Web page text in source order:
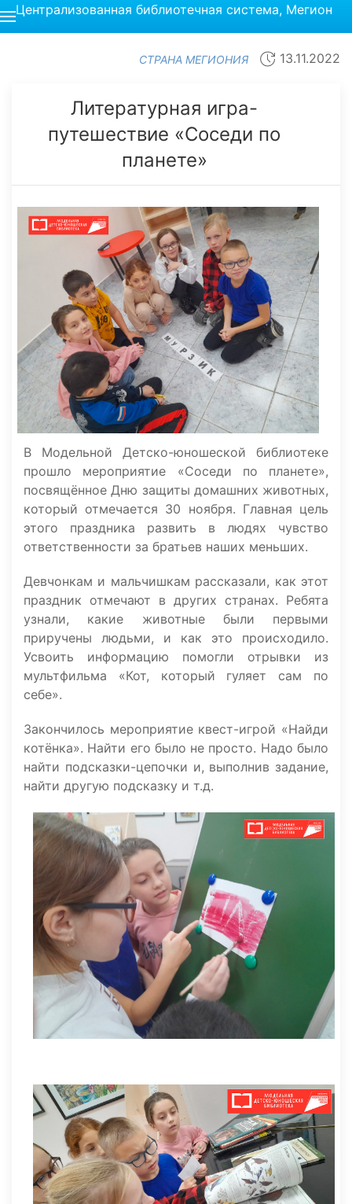
Централизованная библиотечная система, Мегион
СТРАНА МЕГИОНИЯ 13.11.2022
Литературная игра-
путешествие «Соседи по
планете»
В Модельной Детско-юношеской библиотеке
прошло мероприятие «Соседи по планете»,
посвящённое Дню защиты домашних животных,
который отмечается 30 ноября. Главная цель
этого праздника развить в людях чувство
ответственности за братьев наших меньших.
Девчонкам и мальчишкам рассказали, как этот
праздник отмечают в других странах. Ребята
узнали, какие животные были первыми
приручены людьми, и как это происходило.
Усвоить информацию помогли отрывки из
мультфильма «Кот, который гуляет сам по
себе».
Закончилось мероприятие квест-игрой «Найди
котёнка». Найти его было не просто. Надо было
найти подсказки-цепочки и, выполнив задание,
найти другую подсказку и т.д.